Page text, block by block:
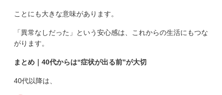
ことにも大きな意味があります。
「異常なしだった」という安心感は、これからの生活にもつな
がります。
まとめ｜40代からは“症状が出る前”が大切
40代以降は、